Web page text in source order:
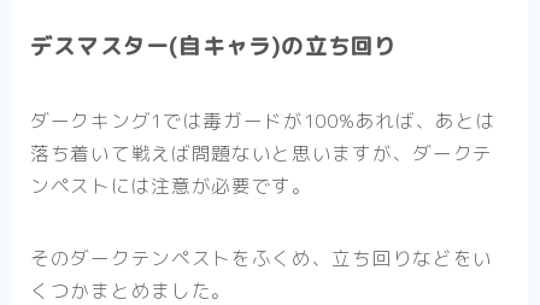
デスマスター(自キャラ)の立ち回り
ダークキング1では毒ガードが100%あれば、あとは
落ち着いて戦えば問題ないと思いますが、ダークテ
ンペストには注意が必要です。
そのダークテンペストをふくめ、立ち回りなどをい
くつかまとめました。